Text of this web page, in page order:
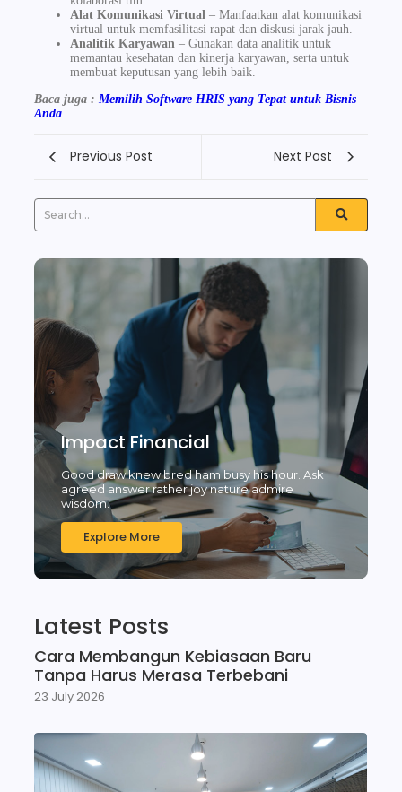
Alat Komunikasi Virtual – Manfaatkan alat komunikasi
virtual untuk memfasilitasi rapat dan diskusi jarak jauh.
Analitik Karyawan – Gunakan data analitik untuk
memantau kesehatan dan kinerja karyawan, serta untuk
membuat keputusan yang lebih baik.
Baca juga : Memilih Software HRIS yang Tepat untuk Bisnis
Anda
Previous Post Next Post
Impact Financial
Good draw knew bred ham busy his hour. Ask
agreed answer rather joy nature admire
wisdom.
Explore More
Latest Posts
Cara Membangun Kebiasaan Baru
Tanpa Harus Merasa Terbebani
23 July 2026